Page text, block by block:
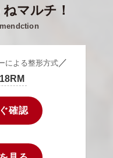
マルチ！
による整形方式 ／
確認